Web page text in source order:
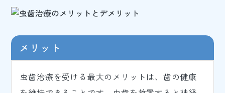
メリット
虫歯治療を受ける最大のメリットは、歯の健康